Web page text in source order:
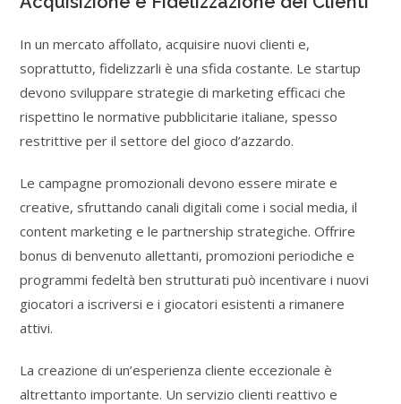
In un mercato affollato, acquisire nuovi clienti e,
soprattutto, fidelizzarli è una sfida costante. Le startup
devono sviluppare strategie di marketing efficaci che
rispettino le normative pubblicitarie italiane, spesso
restrittive per il settore del gioco d’azzardo.
Le campagne promozionali devono essere mirate e
creative, sfruttando canali digitali come i social media, il
content marketing e le partnership strategiche. Offrire
bonus di benvenuto allettanti, promozioni periodiche e
programmi fedeltà ben strutturati può incentivare i nuovi
giocatori a iscriversi e i giocatori esistenti a rimanere
attivi.
La creazione di un’esperienza cliente eccezionale è
altrettanto importante. Un servizio clienti reattivo e